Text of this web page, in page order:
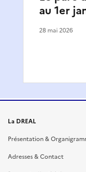
au 1er
28 mai 2026
La DREAL
Présentation &
Adresses & Contact